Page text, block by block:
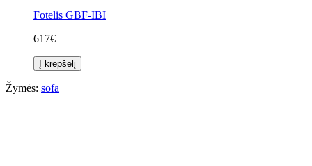
Fotelis GBF-IBI
617€
Į krepšelį
Žymės: sofa